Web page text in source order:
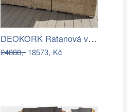
DEOKORK Ratanová variabilní sestava…
24888,-18573,-Kč